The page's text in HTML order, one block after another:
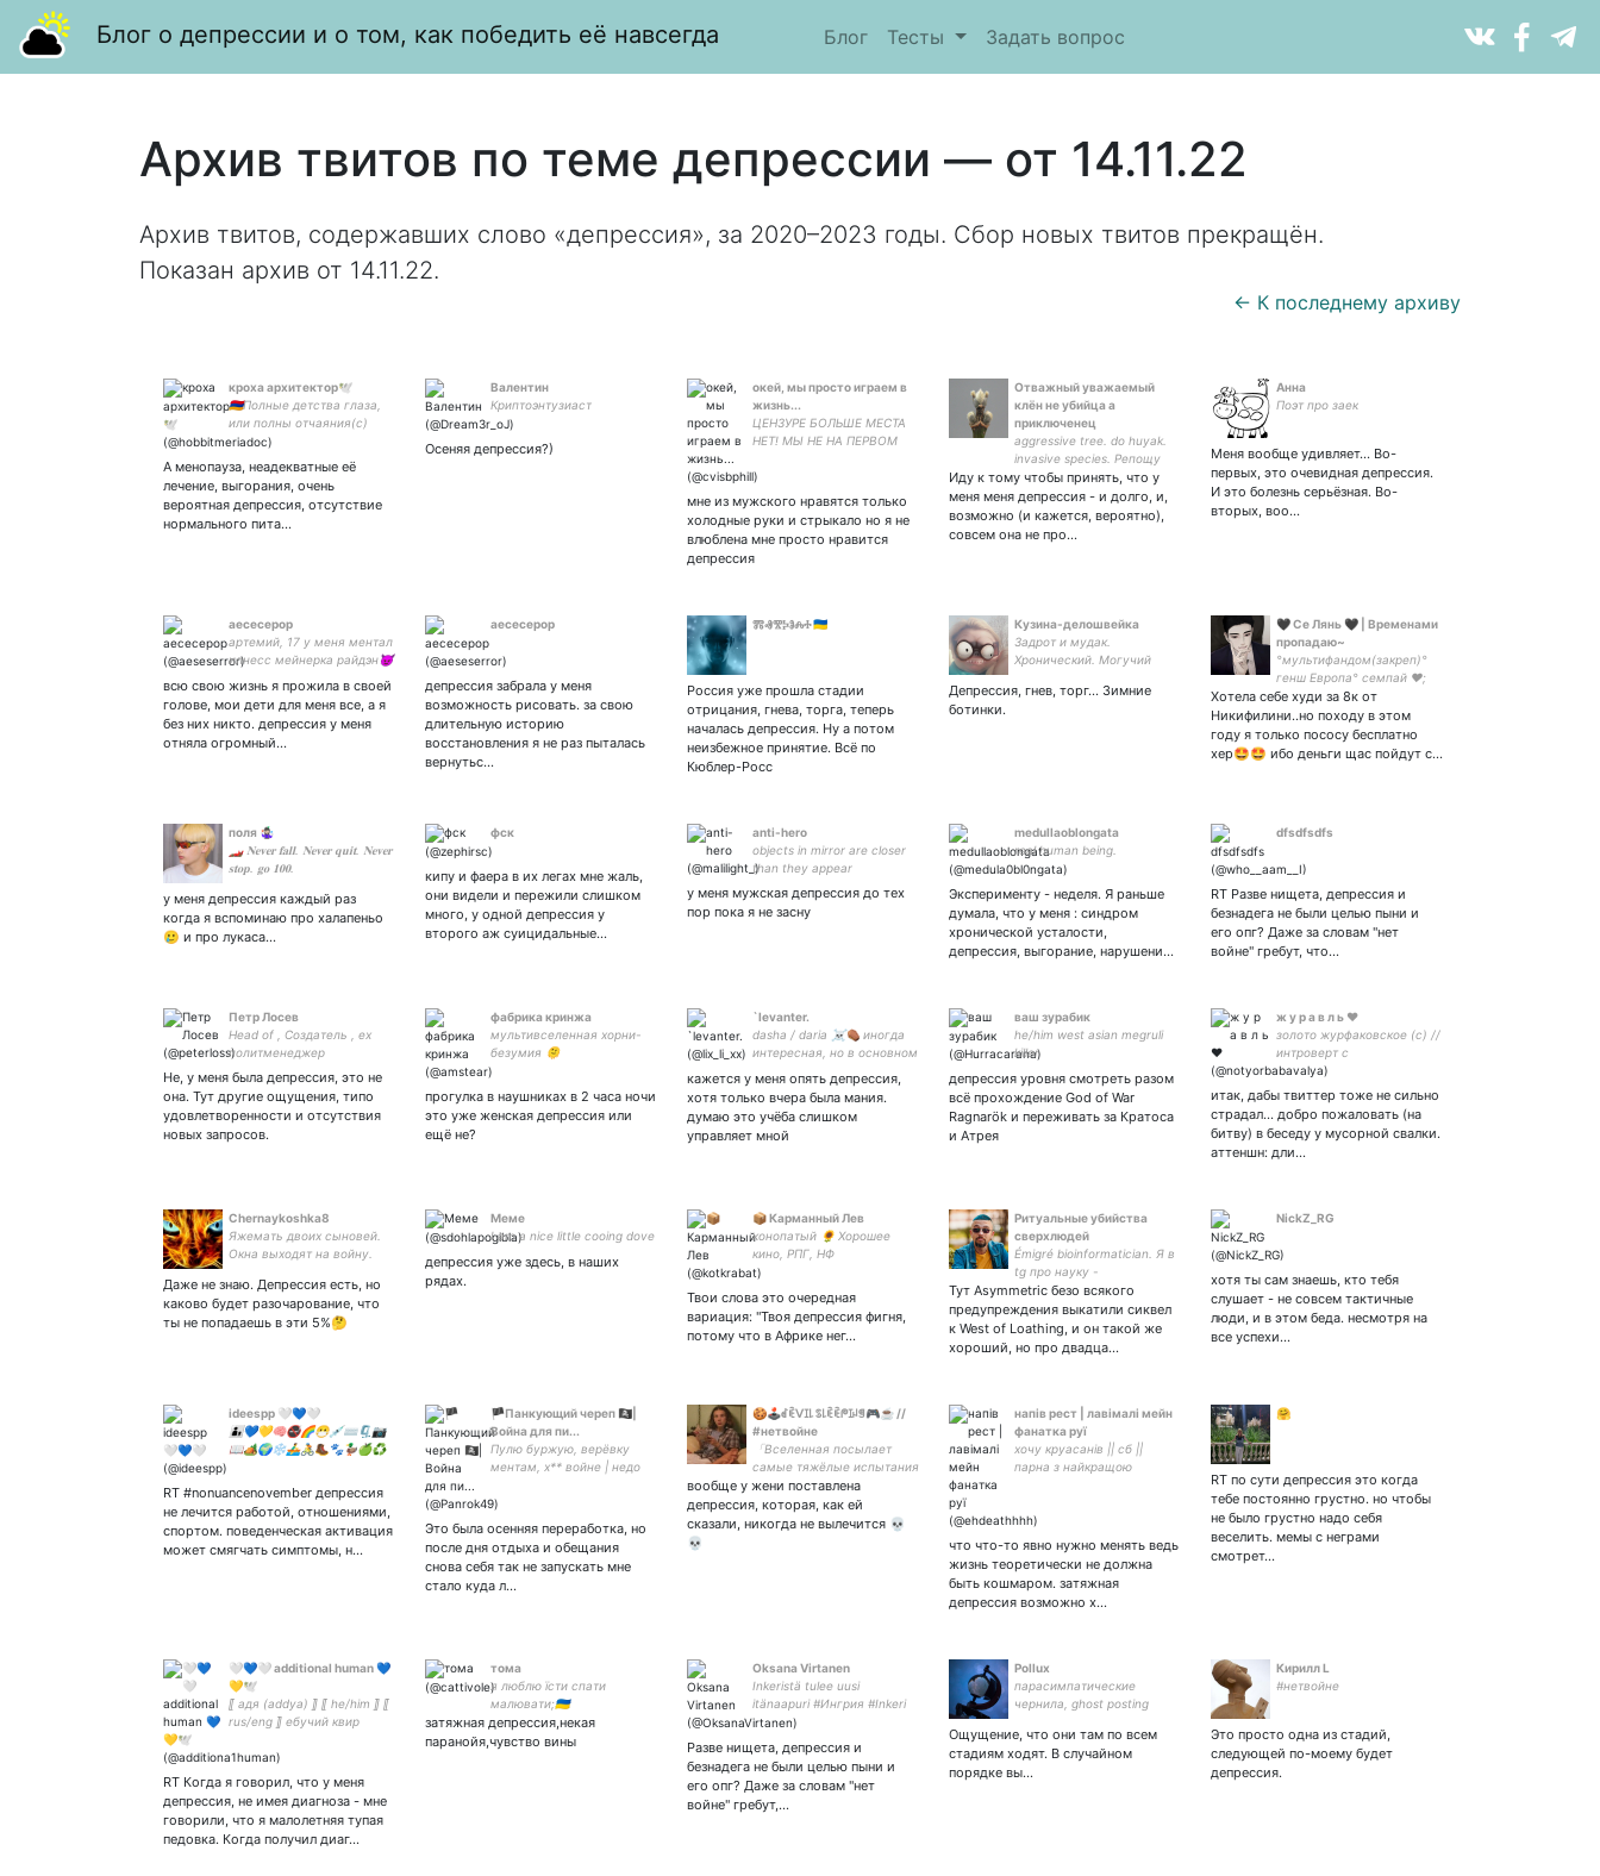
Блог о депрессии и о том, как победить её навсегда Блог Тесты Задать вопрос
Архив твитов по теме депрессии — от 14.11.22
Архив твитов, содержавших слово «депрессия», за 2020–2023 годы. Сбор новых твитов прекращён.
Показан архив от 14.11.22.
← К последнему архиву
кроха архитектор🕊
🇦🇲Полные детства глаза,
или полны отчаяния(с)
▫️▫️▫️▫️Архитекторка из СПБ
▫️пацифистка с 15 лет
▫️хозяйка лучшего в мире
корги Баффи
А менопауза, неадекватные её
лечение, выгорания, очень
вероятная депрессия, отсутствие
нормального пита…
Валентин
Криптоэнтузиаст
Осеняя депрессия?)
окей, мы просто играем в
жизнь...
ЦЕНЗУРЕ БОЛЬШЕ МЕСТА
НЕТ! МЫ НЕ НА ПЕРВОМ
мне из мужского нравятся только
холодные руки и стрыкало но я не
влюблена мне просто нравится
депрессия
Отважный уважаемый
клён не убийца а
приключенец
aggressive tree. do huyak.
invasive species. Репощу
чужих котов.
Иду к тому чтобы принять, что у
меня меня депрессия - и долго, и,
возможно (и кажется, вероятно),
совсем она не про…
Анна
Поэт про заек
Меня вообще удивляет... Во-
первых, это очевидная депрессия.
И это болезнь серьёзная. Во-
вторых, воо…
аесесерор
артемий, 17 у меня ментал
илнесс мейнерка райдэн😈
всю свою жизнь я прожила в своей
голове, мои дети для меня все, а я
без них никто. депрессия у меня
отняла огромный…
аесесерор
депрессия забрала у меня
возможность рисовать. за свою
длительную историю
восстановления я не раз пыталась
вернутьс…
ⰏⰟⰊⰍⰑⰎⰀ 🇺🇦
Россия уже прошла стадии
отрицания, гнева, торга, теперь
началась депрессия. Ну а потом
неизбежное принятие. Всё по
Кюблер-Росс
Кузина-делошвейка
Задрот и мудак.
Хронический. Могучий
Депрессия, гнев, торг... Зимние
ботинки.
🖤 Се Лянь 🖤 | Временами
пропадаю~
°мультифандом(закреп)°
генш Европа° семпай ❤;
любимая жена 5536 9140
0735 2283 пусть будет 👉🏻
👈🏻
Хотела себе худи за 8к от
Никифилини..но походу в этом
году я только пососу бесплатно
хер🤩🤩 ибо деньги щас пойдут с…
поля 🤹🏻‍♀️
🏎️ 𝐍𝐞𝐯𝐞𝐫 𝐟𝐚𝐥𝐥. 𝐍𝐞𝐯𝐞𝐫 𝐪𝐮𝐢𝐭. 𝐍𝐞𝐯𝐞𝐫
𝐬𝐭𝐨𝐩. 𝐠𝐨 𝟏𝟎𝟎.
у меня депрессия каждый раз
когда я вспоминаю про халапеньо
🥲 и про лукаса…
фск
кипу и фаера в их легах мне жаль,
они видели и пережили слишком
много, у одной депрессия у
второго аж суицидальные…
anti-hero
objects in mirror are closer
than they appear
у меня мужская депрессия до тех
пор пока я не засну
medullaoblongata
real human being.
Эксперименту - неделя. Я раньше
думала, что у меня : синдром
хронической усталости,
депрессия, выгорание, нарушени…
dfsdfsdfs
RT Разве нищета, депрессия и
безнадега не были целью пыни и
его опг? Даже за словам "нет
войне" гребут, что…
Петр Лосев
Head of , Создатель , еx
политменеджер
Не, у меня была депрессия, это не
она. Тут другие ощущения, типо
удовлетворенности и отсутствия
новых запросов.
фабрика кринжа
мультивселенная хорни-
безумия 🫠
коллекционирую красные
прогулка в наушниках в 2 часа ночи
это уже женская депрессия или
ещё не?
`levanter.
dasha / daria ☠️⚰️ иногда
интересная, но в основном
кажется у меня опять депрессия,
хотя только вчера была мания.
думаю это учёба слишком
управляет мной
ваш зурабик
he/him west asian megruli
killer
депрессия уровня смотреть разом
всё прохождение God of War
Ragnarök и переживать за Кратоса
и Атрея
ж у р а в л ь ♥️
золото журфаковское (с) //
интроверт с
экстравертным смехом //
счастливый фотограф
сцены студенты и сцены
москва
итак, дабы твиттер тоже не сильно
страдал... добро пожаловать (на
битву) в беседу у мусорной свалки.
аттеншн: дли…
Chernaykoshka8
Яжемать двоих сыновей.
Окна выходят на войну.
украдена. С хохлами
говорить не о чем, бан без
лишних слов.
Даже не знаю. Депрессия есть, но
каково будет разочарование, что
ты не попадаешь в эти 5%🤔
Меме
I am a nice little cooing dove
депрессия уже здесь, в наших
рядах.
📦 Карманный Лев
конопатый 🌻 Хорошее
кино, РПГ, НФ
Твои слова это очередная
вариация: "Твоя депрессия фигня,
потому что в Африке нег…
Ритуальные убийства
сверхлюдей
Émigré bioinformatician. Я в
tg про науку -
Тут Asymmetric безо всякого
предупреждения выкатили сиквел
к West of Loathing, и он такой же
хороший, но про двадца…
NickZ_RG
хотя ты сам знаешь, кто тебя
слушает - не совсем тактичные
люди, и в этом беда. несмотря на
все успехи…
ideespp 🤍💙🤍
👨‍👦💙💛🧠🚭🌈😷💉⌨️🗜📷
📖🏕🌍❄️🚣‍♂️🚴🥾🐾🦆🍏♻️
RT #nonuancenovember депрессия
не лечится работой, отношениями,
спортом. поведенческая активация
может смягчать симптомы, н…
🏴Панкующий череп 🏴‍☠️|
Война для пи...
Пулю буржую, верёвку
ментам, х** войне | недо
недо стране
Это была осенняя переработка, но
после дня отдыха и обещания
снова себя так не запускать мне
стало куда л…
🍪🕹ꀸꍟᐯꀤ꒒ ꌗ꒒ꍟꍟᖘꀤꈤꁅ🎮☕️ //
#нетвойне
「Вселенная посылает
самые тяжёлые испытания
своим самым смешным
клоунам」 •143 •шцпм '22
•рнимушница •поклоняюсь
вообще у жени поставлена
депрессия, которая, как ей
сказали, никогда не вылечится 💀
💀
напів рест | лавімалі мейн
фанатка руї
хочу круасанів || сб ||
парна з найкращою
что что-то явно нужно менять ведь
жизнь теоретически не должна
быть кошмаром. затяжная
депрессия возможно х…
🤗
RT по сути депрессия это когда
тебе постоянно грустно. но чтобы
не было грустно надо себя
веселить. мемы с неграми
смотрет…
🤍💙🤍 additional human 💙
💛🕊️
⟦ адя (addya) ⟧ ⟦ he/him ⟧ ⟦
rus/eng ⟧ ебучий квир
сдвгшник Х_Х terfs dni!
harris on unsplash
RT Когда я говорил, что у меня
депрессия, не имея диагноза - мне
говорили, что я малолетняя тупая
педовка. Когда получил диаг…
тома
я люблю їсти спати
малювати;🇺🇦
затяжная депрессия,некая
паранойя,чувство вины
Oksana Virtanen
Inkeristä tulee uusi
itänaapuri #Ингрия #Inkeri
#Ingermanland
Разве нищета, депрессия и
безнадега не были целью пыни и
его опг? Даже за словам "нет
войне" гребут,…
Pollux
парасимпатические
чернила, ghost posting
Ощущение, что они там по всем
стадиям ходят. В случайном
порядке вы…
Кирилл L
#нетвойне
Это просто одна из стадий,
следующей по-моему будет
депрессия.